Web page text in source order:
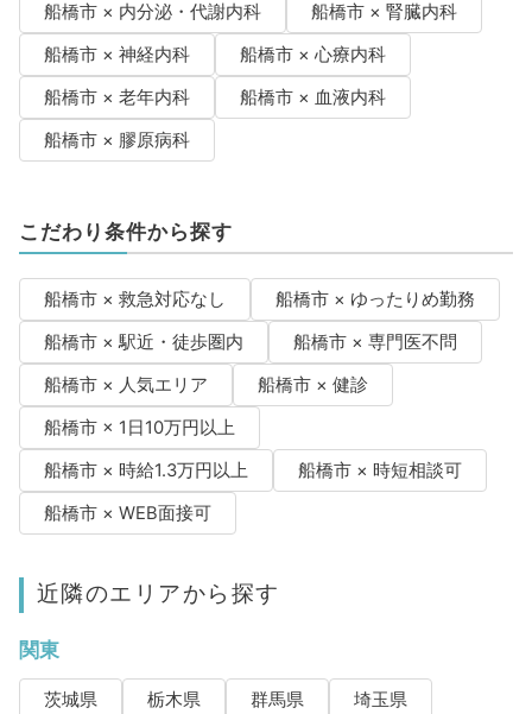
船橋市 × 内分泌・代謝内科
船橋市 × 腎臓内科
船橋市 × 神経内科
船橋市 × 心療内科
船橋市 × 老年内科
船橋市 × 血液内科
船橋市 × 膠原病科
こだわり条件から探す
船橋市 × 救急対応なし
船橋市 × ゆったりめ勤務
船橋市 × 駅近・徒歩圏内
船橋市 × 専門医不問
船橋市 × 人気エリア
船橋市 × 健診
船橋市 × 1日10万円以上
船橋市 × 時給1.3万円以上
船橋市 × 時短相談可
船橋市 × WEB面接可
近隣のエリアから探す
関東
茨城県 栃木県 群馬県 埼玉県